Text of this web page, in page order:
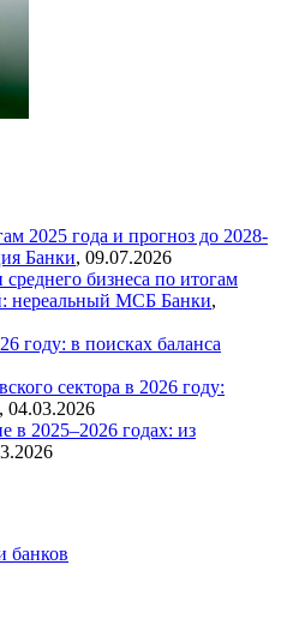
2025 года и прогноз до 2028-
Банки, 09.07.2026
бизнеса по итогам
нереальный МСБ Банки,
году: в поисках баланса
сектора в 2026 году:
, 04.03.2026
в 2025–2026 годах: из
банков